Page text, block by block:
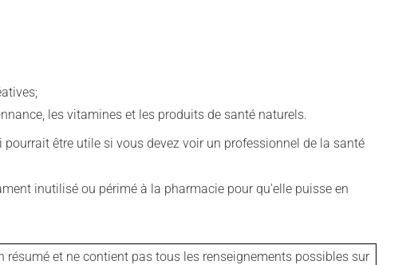
les vitamines et les produits de santé naturels.
être utile si vous devez voir un professionnel de la santé
inutilisé ou périmé à la pharmacie pour qu'elle puisse en
et ne contient pas tous les renseignements possibles sur